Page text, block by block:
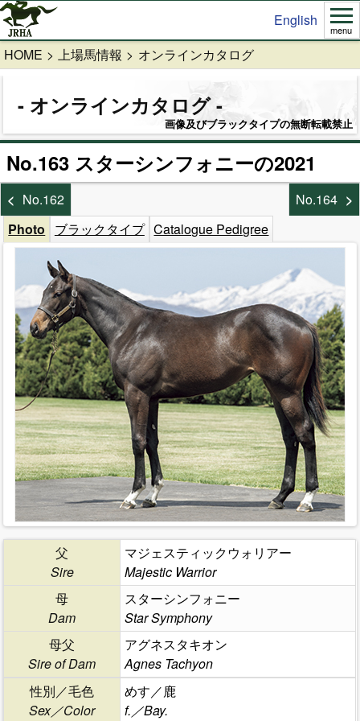
English
menu
HOME 上場馬情報 オンラインカタログ
オンラインカタログ
画像及びブラックタイプの無断転載禁止
No.163 スターシンフォニーの2021
No.162
No.164
Photo
ブラックタイプ Catalogue Pedigree
父
Sire
マジェスティックウォリアー
Majestic Warrior
母
Dam
スターシンフォニー
Star Symphony
母父
Sire of Dam
アグネスタキオン
Agnes Tachyon
性別／毛色
Sex／Color
めす／鹿
f.／Bay.